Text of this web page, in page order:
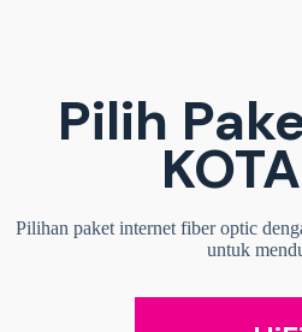
Pilih
Pilihan paket internet fiber optic
untuk